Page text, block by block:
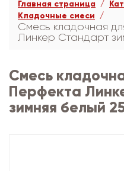
Главная страница
Кладочные смеси
Смесь кладочная
Линкер Стандарт
Смесь
Перфекта
зимняя белый